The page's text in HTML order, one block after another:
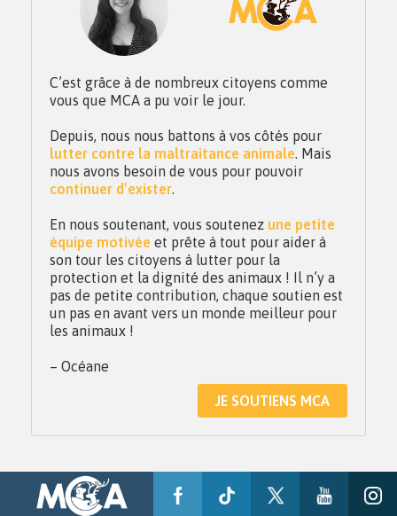
C’est grâce à de nombreux citoyens comme
vous que MCA a pu voir le jour.
Depuis, nous nous battons à vos côtés pour
lutter contre la maltraitance animale. Mais
nous avons besoin de vous pour pouvoir
continuer d’exister.
En nous soutenant, vous soutenez une petite
équipe motivée et prête à tout pour aider à
son tour les citoyens à lutter pour la
protection et la dignité des animaux ! Il n’y a
pas de petite contribution, chaque soutien est
un pas en avant vers un monde meilleur pour
les animaux !
– Océane
JE SOUTIENS MCA